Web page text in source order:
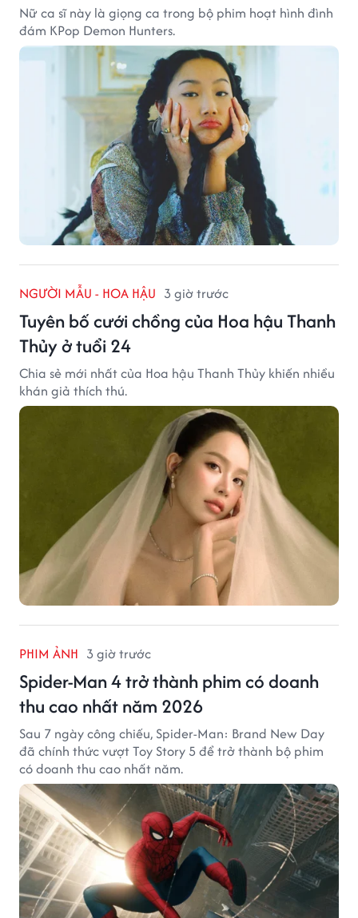
Nữ ca sĩ này là giọng ca trong bộ phim hoạt hình đình
đám KPop Demon Hunters.
NGƯỜI MẪU - HOA HẬU 3 giờ trước
Tuyên bố cưới chồng của Hoa hậu Thanh
Thủy ở tuổi 24
Chia sẻ mới nhất của Hoa hậu Thanh Thủy khiến nhiều
khán giả thích thú.
PHIM ẢNH 3 giờ trước
Spider-Man 4 trở thành phim có doanh
thu cao nhất năm 2026
Sau 7 ngày công chiếu, Spider-Man: Brand New Day
đã chính thức vượt Toy Story 5 để trở thành bộ phim
có doanh thu cao nhất năm.